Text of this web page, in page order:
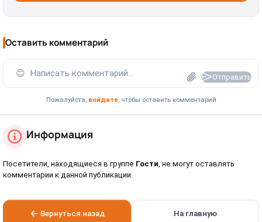
Оставить комментарий
😊 Написать комментарий... Отправить
Пожалуйста, войдите, чтобы оставить комментарий
Информация
Посетители, находящиеся в группе Гости , не могут оставлять
комментарии к данной публикации.
Вернуться назад На главную